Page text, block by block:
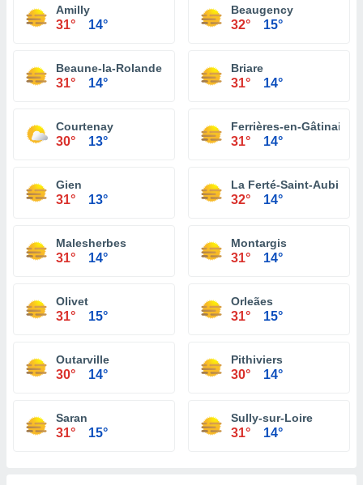
Amilly
31° 14°
Beaugency
32° 15°
Beaune-la-Rolande
31° 14°
Briare
31° 14°
Courtenay
30° 13°
Ferrières-en-Gâtinais
31° 14°
Gien
31° 13°
La Ferté-Saint-Aubin
32° 14°
Malesherbes
31° 14°
Montargis
31° 14°
Olivet
31° 15°
Orleães
31° 15°
Outarville
30° 14°
Pithiviers
30° 14°
Saran
31° 15°
Sully-sur-Loire
31° 14°